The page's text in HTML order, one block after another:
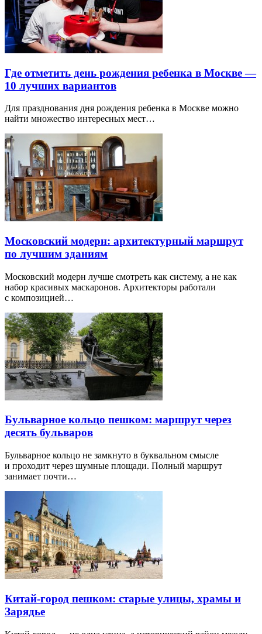
Где отметить день рождения ребенка в Москве —
10 лучших вариантов
Для празднования дня рождения ребенка в Москве можно
найти множество интересных мест…
Московский модерн: архитектурный маршрут
по лучшим зданиям
Московский модерн лучше смотреть как систему, а не как
набор красивых маскаронов. Архитекторы работали
с композицией…
Бульварное кольцо пешком: маршрут через
десять бульваров
Бульварное кольцо не замкнуто в буквальном смысле
и проходит через шумные площади. Полный маршрут
занимает почти…
Китай-город пешком: старые улицы, храмы и
Зарядье